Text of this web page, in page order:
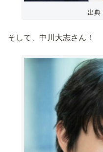
出典
そして、中川大志さん！